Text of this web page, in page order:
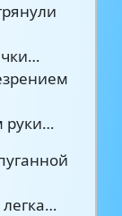
руки…